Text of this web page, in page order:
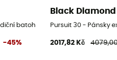
batoh
-45%
Black Diamond
Pursuit 30 - Pánsky
2017,82 Kč